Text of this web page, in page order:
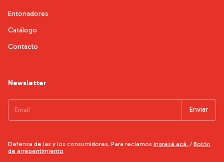
Entonadores
Catálogo
Contacto
Newsletter
Defensa de las y los consumidores. Para reclamos ingresá acá. / Botón
de arrepentimiento